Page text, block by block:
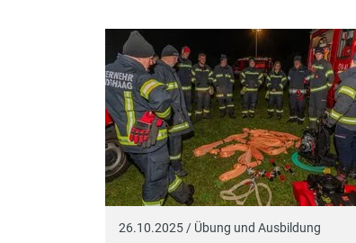
26.10.2025 / Übung und Ausbildung